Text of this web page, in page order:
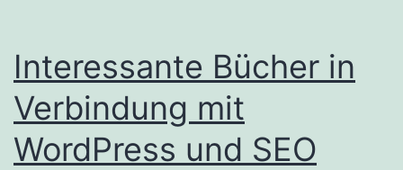
Interessante Bücher in
Verbindung mit
WordPress und SEO